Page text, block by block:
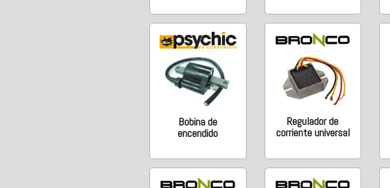
Bobina de
encendido
Regulador de
corriente universal